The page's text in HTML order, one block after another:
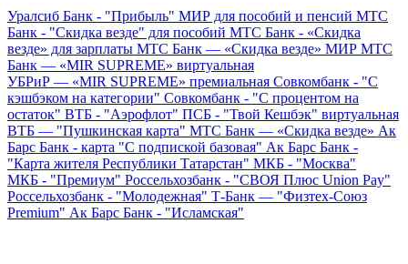
Уралсиб Банк - "Прибыль" МИР для пособий и пенсий МТС
Банк - "Скидка везде" для пособий МТС Банк - «Скидка
везде» для зарплаты МТС Банк — «Скидка везде» МИР МТС
Банк — «MIR SUPREME» виртуальная
УБРиР — «MIR SUPREME» премиальная Совкомбанк - "С
кэшбэком на категории" Совкомбанк - "С процентом на
остаток" ВТБ - "Аэрофлот" ПСБ - "Твой Кешбэк" виртуальная
ВТБ — "Пушкинская карта" МТС Банк — «Скидка везде» Ак
Барс Банк - карта "С подпиской базовая" Ак Барс Банк -
"Карта жителя Республики Татарстан" МКБ - "Москва"
МКБ - "Премиум" Россельхозбанк - "СВОЯ Плюс Union Pay"
Россельхозбанк - "Молодежная" Т-Банк — "Физтех-Союз
Premium" Ак Барс Банк - "Исламская"